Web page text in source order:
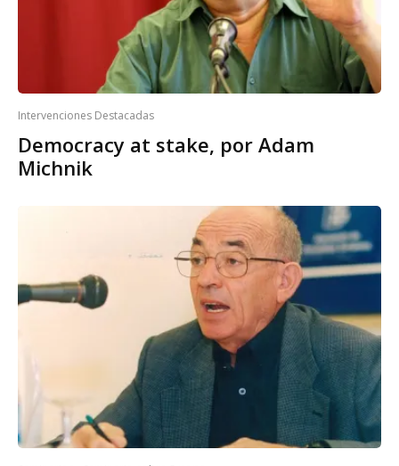
Intervenciones Destacadas
Democracy at stake, por Adam
Michnik